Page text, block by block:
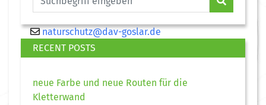
naturschutz@dav-goslar.de
RECENT POSTS
neue Farbe und neue Routen für die
Kletterwand